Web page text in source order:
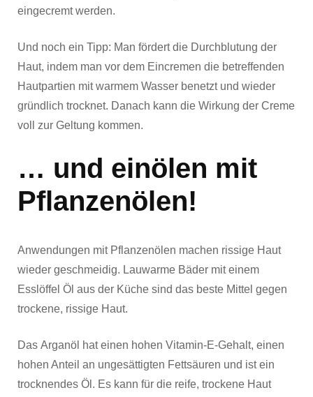
eingecremt werden.
Und noch ein Tipp: Man fördert die Durchblutung der
Haut, indem man vor dem Eincremen die betreffenden
Hautpartien mit warmem Wasser benetzt und wieder
gründlich trocknet. Danach kann die Wirkung der Creme
voll zur Geltung kommen.
… und einölen mit
Pflanzenölen!
Anwendungen mit Pflanzenölen machen rissige Haut
wieder geschmeidig. Lauwarme Bäder mit einem
Esslöffel Öl aus der Küche sind das beste Mittel gegen
trockene, rissige Haut.
Das Arganöl hat einen hohen Vitamin-E-Gehalt, einen
hohen Anteil an ungesättigten Fettsäuren und ist ein
trocknendes Öl. Es kann für die reife, trockene Haut